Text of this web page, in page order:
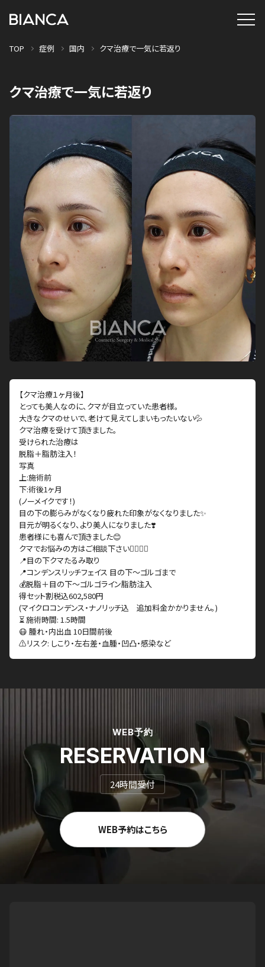
TOP 症例 国内 クマ治療で一気に若返り
クマ治療で一気に若返り
【クマ治療１ヶ月後】
とっても美人なのに、クマが目立っていた患者様。
大きなクマのせいで、老けて見えてしまいもったいない💦
クマ治療を受けて頂きました。
受けられた治療は
脱脂＋脂肪注入！
写真
上:施術前
下:術後1ヶ月
(ノーメイクです！)
目の下の膨らみがなくなり疲れた印象がなくなりました✨
目元が明るくなり、より美人になりました❣️
患者様にも喜んで頂きました😊
クマでお悩みの方はご相談下さい👩🏼‍⚕️✨
📍目の下クマたるみ取り
📍コンデンスリッチフェイス 目の下〜ゴルゴまで
💰脱脂＋目の下〜ゴルゴライン脂肪注入
得セット割税込602,580円
(マイクロコンデンス・ナノリッチ込 追加料金かかりません。)
⏳ 施術時間: 1.5時間
😷 腫れ・内出血 10日間前後
⚠️リスク: しこり・左右差・血腫・凹凸・感染など
WEB予約
RESERVATION
24時間受付
WEB予約はこちら